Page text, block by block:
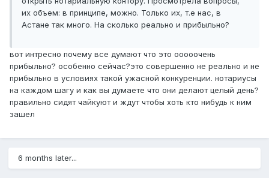
их объем: в принципе, можно. Только их, т.е нас, в
Астане так много. На сколько реально и прибыльно?
вот интресно почему все думают что это ооооочень
прибыльно? особенно сейчас?это совершенно не реально и не
прибыльно в условиях такой ужасной конкуренции. нотариусы
на каждом шагу и как вы думаете что они делают целый день?
правильно сидят чайкуют и ждут чтобы хоть кто нибудь к ним
зашел
6 months later...